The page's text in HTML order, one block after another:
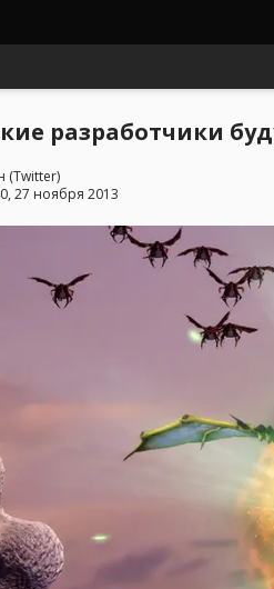
разработчики
(Twitter)
27 ноября 2013